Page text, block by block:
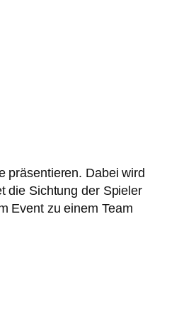
präsentieren. Dabei wird
die Sichtung der Spieler
Event zu einem Team